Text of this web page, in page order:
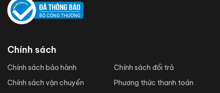
Chính sách
Chính sách bảo hành
Chính sách vận chuyển
Chính sách đổi trả
Phương thức thanh toán